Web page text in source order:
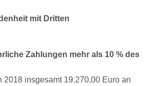
mit Dritten
Zahlungen mehr als 10 % des
2018 insgesamt 19.270,00 Euro an